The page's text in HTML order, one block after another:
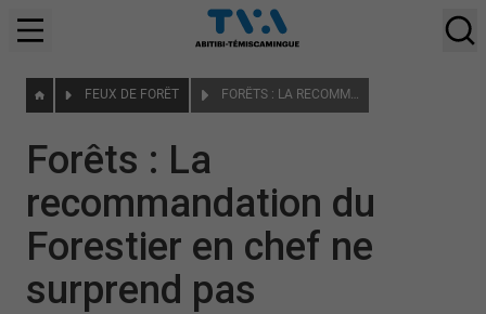
FEUX DE FORÊT FORÊTS : LA RECOMMANDATION DU FORESTIER EN CHEF NE SURPREND PAS
Forêts : La
recommandation du
Forestier en chef ne
surprend pas